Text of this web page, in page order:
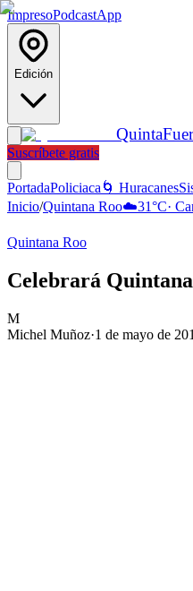
ImpresoPodcastApp
Edición
Quinta
Suscríbete gratis
PortadaPoliciaca 🌀 Huracanes
Inicio/Quintana Roo☁️31°C·
Quintana Roo
Celebrará
M
Michel Muñoz·1 de mayo de